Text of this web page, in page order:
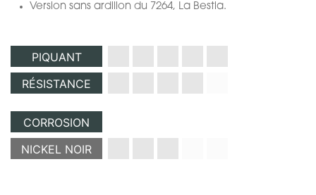
Version sans ardillon du 7264, La Bestia.
PIQUANT
RÉSISTANCE
CORROSION
NICKEL NOIR